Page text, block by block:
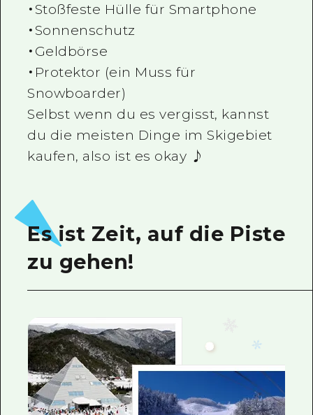
・Stoßfeste Hülle für Smartphone
・Sonnenschutz
・Geldbörse
・Protektor (ein Muss für
Snowboarder)
Selbst wenn du es vergisst, kannst
du die meisten Dinge im Skigebiet
kaufen, also ist es okay ♪
Es ist Zeit, auf die Piste
zu gehen!